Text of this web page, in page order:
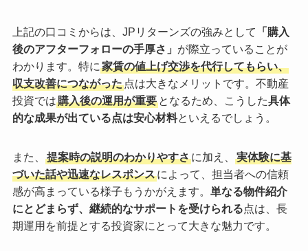
上記の口コミからは、JPリターンズの強みとして
「購入
後のアフターフォローの手厚さ」 が際立っていることが
わかります。特に 家賃の値上げ交渉を代行してもらい、
収支改善につながった点は大きなメリットです。不動産
投資では購入後の運用が重要となるため、こうした具体
的な成果が出ている点は安心材料といえるでしょう。
また、 提案時の説明のわかりやすさに加え、
実体験に基
づいた話や迅速なレスポンスによって、担当者への信頼
感が高まっている様子もうかがえます。 単なる物件紹介
にとどまらず、継続的なサポートを受けられる点は、長
期運用を前提とする投資家にとって大きな魅力です。